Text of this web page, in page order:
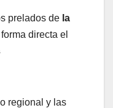
prelados de la
directa el
regional y las